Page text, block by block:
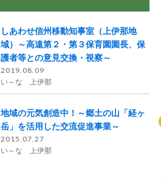
しあわせ信州移動知事室（上伊那地
域）～高遠第２・第３保育園園長、保
護者等との意見交換・視察～
2019.08.09
い～な 上伊那
地域の元気創造中！～郷土の山「経ヶ
岳」を活用した交流促進事業～
2015.07.27
い～な 上伊那